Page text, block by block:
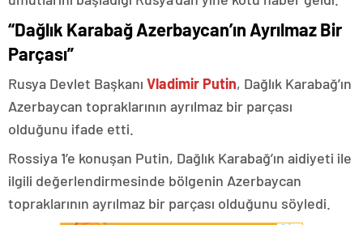
“Dağlık Karabağ Azerbaycan’ın Ayrılmaz Bir
Parçası”
Rusya Devlet Başkanı Vladimir Putin, Dağlık Karabağ’ın
Azerbaycan topraklarının ayrılmaz bir parçası
olduğunu ifade etti.
Rossiya 1’e konuşan Putin, Dağlık Karabağ’ın aidiyeti ile
ilgili değerlendirmesinde bölgenin Azerbaycan
topraklarının ayrılmaz bir parçası olduğunu söyledi.